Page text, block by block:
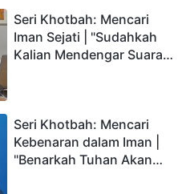
Seri Khotbah: Mencari
Iman Sejati | "Sudahkah
Kalian Mendengar Suara
Seri Khotbah: Mencari
Kebenaran dalam Iman |
"Benarkah Tuhan Akan